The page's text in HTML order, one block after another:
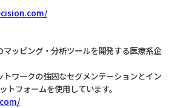
ッピング・分析ツールを開発する医療系企
ワークの強固なセグメンテーションとイン
トフォームを使用しています。